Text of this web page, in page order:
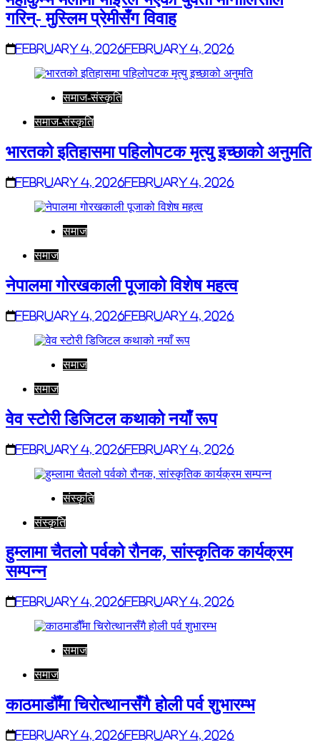
गरिन्- मुस्लिम प्रेमीसँग विवाह
February 4, 2026February 4, 2026
समाज-संस्कृति
समाज-संस्कृति
भारतको इतिहासमा पहिलोपटक मृत्यु इच्छाको अनुमति
February 4, 2026February 4, 2026
समाज
समाज
नेपालमा गोरखकाली पूजाको विशेष महत्व
February 4, 2026February 4, 2026
समाज
समाज
वेव स्टोरी डिजिटल कथाको नयाँ रूप
February 4, 2026February 4, 2026
संस्कृति
संस्कृति
हुम्लामा चैतलो पर्वको रौनक, सांस्कृतिक कार्यक्रम
सम्पन्न
February 4, 2026February 4, 2026
समाज
समाज
काठमाडौँमा चिरोत्थानसँगै होली पर्व शुभारम्भ
February 4, 2026February 4, 2026